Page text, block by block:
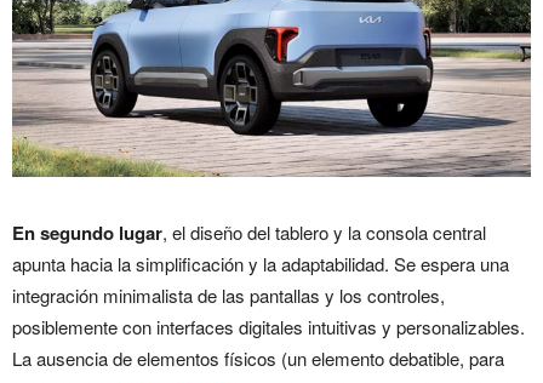
En segundo lugar, el diseño del tablero y la consola central
apunta hacia la simplificación y la adaptabilidad. Se espera una
integración minimalista de las pantallas y los controles,
posiblemente con interfaces digitales intuitivas y personalizables.
La ausencia de elementos físicos (un elemento debatible, para